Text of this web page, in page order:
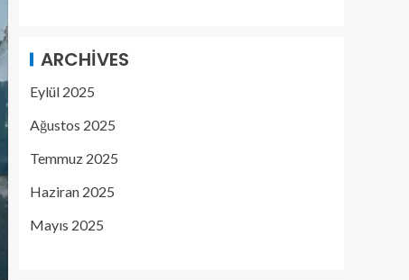
ARCHIVES
Eylül 2025
Ağustos 2025
Temmuz 2025
Haziran 2025
Mayıs 2025